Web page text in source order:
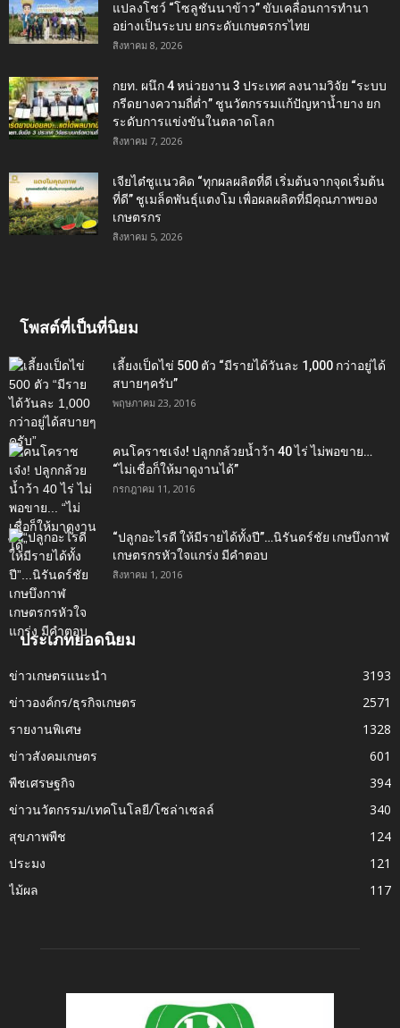
แปลงโชว์ “โซลูชันนาข้าว” ขับเคลื่อนการทำนา
อย่างเป็นระบบ ยกระดับเกษตรกรไทย
สิงหาคม 8, 2026
กยท. ผนึก 4 หน่วยงาน 3 ประเทศ ลงนามวิจัย “ระบบ
กรีดยางความถี่ต่ำ” ชูนวัตกรรมแก้ปัญหาน้ำยาง ยก
ระดับการแข่งขันในตลาดโลก
สิงหาคม 7, 2026
เจียไต๋ชูแนวคิด “ทุกผลผลิตที่ดี เริ่มต้นจากจุดเริ่มต้น
ที่ดี” ชูเมล็ดพันธุ์แตงโม เพื่อผลผลิตที่มีคุณภาพของ
เกษตรกร
สิงหาคม 5, 2026
โพสต์ที่เป็นที่นิยม
เลี้ยงเป็ดไข่ 500 ตัว “มีรายได้วันละ 1,000 กว่าอยู่ได้
สบายๆครับ”
พฤษภาคม 23, 2016
คนโคราชเจ๋ง! ปลูกกล้วยน้ำว้า 40 ไร่ ไม่พอขาย…
“ไม่เชื่อก็ให้มาดูงานได้”‬
กรกฎาคม 11, 2016
“ปลูกอะไรดี ให้มีรายได้ทั้งปี”…นิรันดร์ชัย เกษบึงกาฬ
เกษตรกรหัวใจแกร่ง มีคำตอบ
สิงหาคม 1, 2016
ประเภทยอดนิยม
ข่าวเกษตรแนะนำ
3193
ข่าวองค์กร/ธุรกิจเกษตร
2571
รายงานพิเศษ
1328
ข่าวสังคมเกษตร
601
พืชเศรษฐกิจ
394
ข่าวนวัตกรรม/เทคโนโลยี/โซล่าเซลล์
340
สุขภาพพืช
124
ประมง
121
ไม้ผล
117